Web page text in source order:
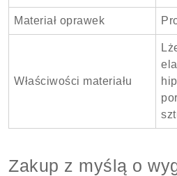
Materiał oprawek
Właściwości materiału
Zakup z myślą o